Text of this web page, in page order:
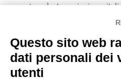
grande Associazione
Immobiliari
confini dell’Home
Questo sito web
dati personali dei
utenti